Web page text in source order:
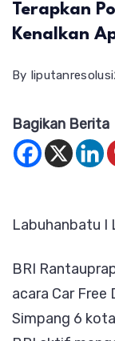
Terapkan
Kenalkan
By liputanresolusi
Bagikan Berita
Labuhanbatu I
BRI
acara Car Free
Simpang 6